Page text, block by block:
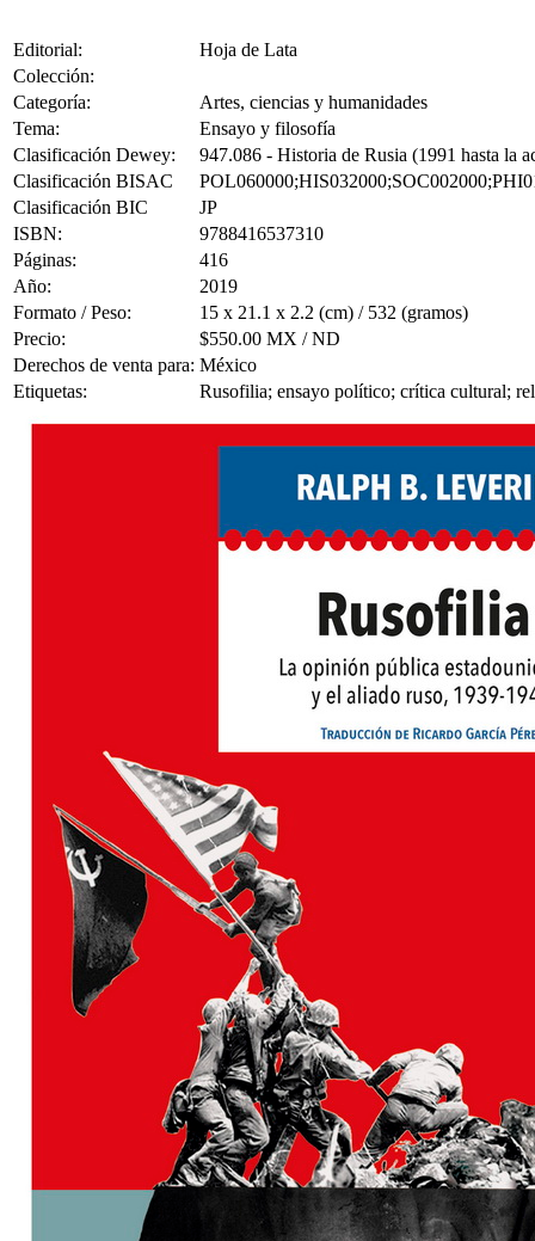
Editorial:
Hoja de Lata
Colección:
Categoría:
Artes, ciencias y humanidades
Tema:
Ensayo y filosofía
Clasificación Dewey:
947.086 - Historia de Rusia (1991 hasta la
Clasificación BISAC
Clasificación BIC
JP
ISBN:
9788416537310
Páginas:
416
Año:
2019
Formato / Peso:
15 x 21.1 x 2.2 (cm) / 532 (gramos)
Precio:
$550.00 MX / ND
Derechos de venta para: México
Etiquetas:
Rusofilia; ensayo político; crítica cultural;